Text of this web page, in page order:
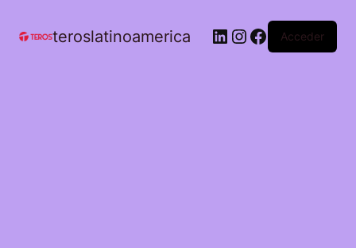
teroslatinoamerica Acceder